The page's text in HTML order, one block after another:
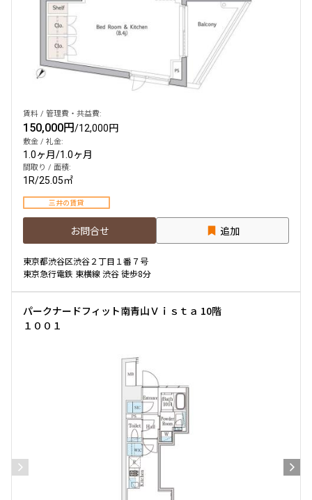
賃料 / 管理費・共益費:
150,000円/12,000円
敷金 / 礼金:
1.0ヶ月/1.0ヶ月
間取り / 面積:
1R/25.05㎡
三井の賃貸
お問合せ 追加
東京都渋谷区渋谷２丁目１番７号
東京急行電鉄 東横線 渋谷 徒歩8分
パークナードフィット南青山Ｖｉｓｔａ 10階
１００１